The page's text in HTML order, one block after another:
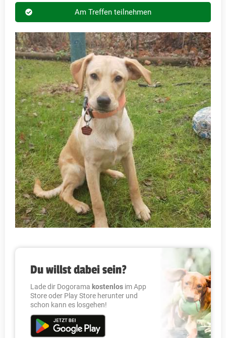
Am Treffen teilnehmen
Du willst dabei sein?
Lade dir Dogorama kostenlos im App
Store oder Play Store herunter und
schon kann es losgehen!